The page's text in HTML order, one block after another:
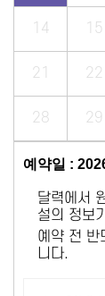
14 15
21 22
28 29
예약일 :
달력에서
설의 정보
예약 전 반
니다.